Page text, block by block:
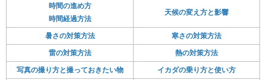
時間の進め方
時間経過方法
天候の変え方と影響
暑さの対策方法
寒さの対策方法
雷の対策方法
熱の対策方法
写真の撮り方と撮っておきたい物
イカダの乗り方と使い方